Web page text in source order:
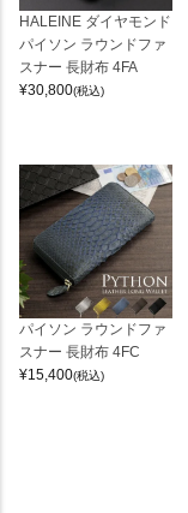
HALEINE ダイヤモンド
パイソン ラウンドファ
スナー 長財布 4FA
¥30,800(税込)
パイソン ラウンドファ
スナー 長財布 4FC
¥15,400(税込)